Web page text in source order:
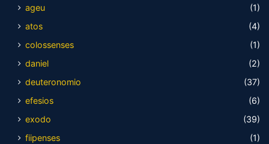
ageu
(1)
atos
(4)
colossenses
(1)
daniel
(2)
deuteronomio
(37)
efesios
(6)
exodo
(39)
fiipenses
(1)